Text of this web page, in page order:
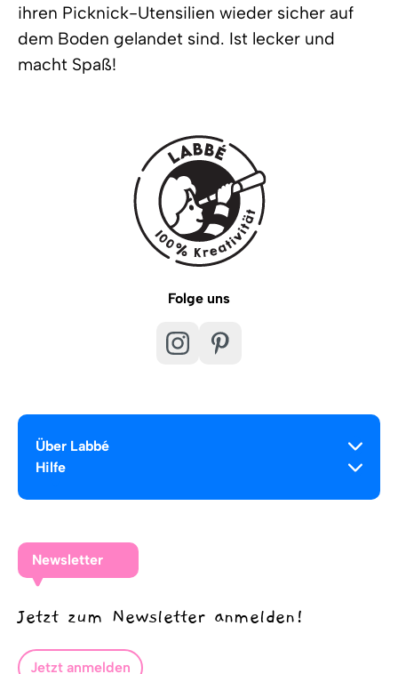
ihren Picknick-Utensilien wieder sicher auf
dem Boden gelandet sind. Ist lecker und
macht Spaß!
Folge uns
Über Labbé
Hilfe
Newsletter
Jetzt zum Newsletter anmelden!
Jetzt anmelden